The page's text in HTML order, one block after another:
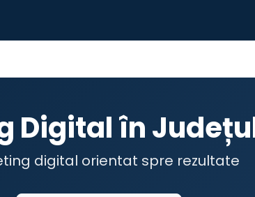
Digital în
digital orientat spre rezultate